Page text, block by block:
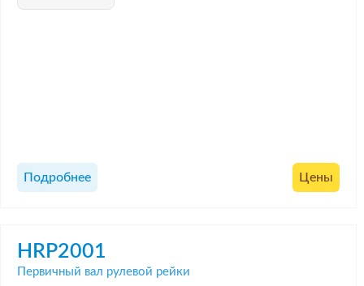
Подробнее Цены
HRP2001
Первичный вал рулевой рейки